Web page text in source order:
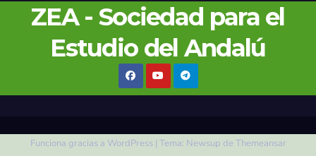
ZEA - Sociedad para el
Estudio del Andalú
Funciona gracias a WordPress | Tema: Newsup de Themeansar